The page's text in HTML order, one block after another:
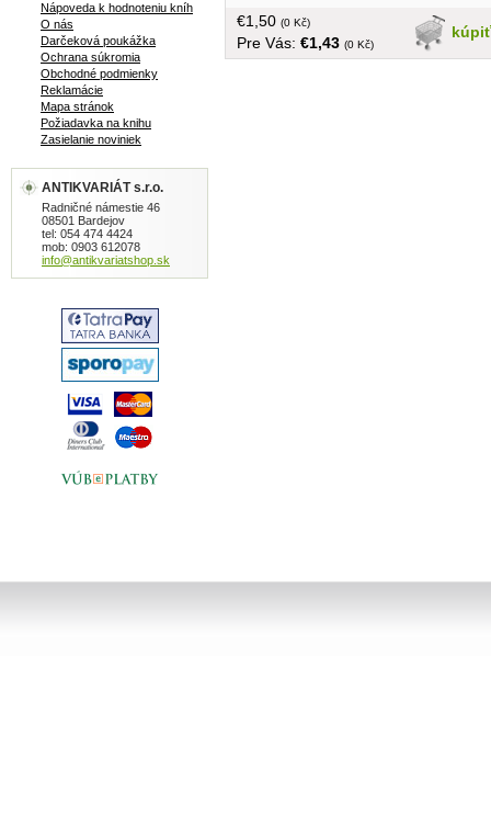
kúpiť
€1,50 (0 Kč)
Pre Vás: €1,43 (0 Kč)
Nápoveda k hodnoteniu kníh
O nás
Darčeková poukážka
Ochrana súkromia
Obchodné podmienky
Reklamácie
Mapa stránok
Požiadavka na knihu
Zasielanie noviniek
ANTIKVARIÁT s.r.o.
Radničné námestie 46
08501 Bardejov
tel: 054 474 4424
mob: 0903 612078
info@antikvariatshop.sk